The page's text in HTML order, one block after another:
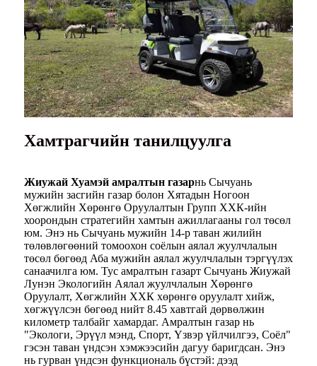
Хамтрагчийн танилцуулга
Жиужай Хуамэй амралтын газарнь Сычуань
мужийн засгийн газар болон Хятадын Ногоон
Хөгжлийн Хөрөнгө Оруулалтын Групп ХХК-ийн
хоорондын стратегийн хамтын ажиллагааны гол төсөл
юм. Энэ нь Сычуань мужийн 14-р таван жилийн
төлөвлөгөөний томоохон соёлын аялал жуулчлалын
төсөл бөгөөд Аба мужийн аялал жуулчлалын тэргүүлэх
санаачилга юм. Тус амралтын газарт Сычуань Жиужай
Лунэн Экологийн Аялал жуулчлалын Хөрөнгө
Оруулалт, Хөгжлийн ХХК хөрөнгө оруулалт хийж,
хөгжүүлсэн бөгөөд нийт 8.45 хавтгай дөрвөлжин
километр талбайг хамардаг. Амралтын газар нь
"Экологи, Эрүүл мэнд, Спорт, Үзвэр үйлчилгээ, Соёл"
гэсэн таван үндсэн хэмжээсийн дагуу баригдсан. Энэ
нь гурван үндсэн функциональ бүстэй: дээд